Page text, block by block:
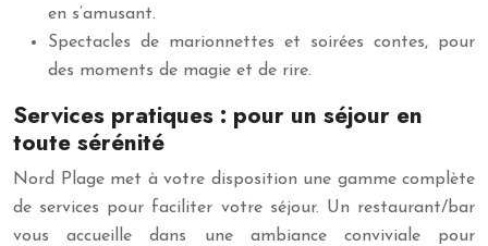
en s’amusant.
Spectacles de marionnettes et soirées contes, pour
des moments de magie et de rire.
Services pratiques : pour un séjour en
toute sérénité
Nord Plage met à votre disposition une gamme complète
de services pour faciliter votre séjour. Un restaurant/bar
vous accueille dans une ambiance conviviale pour